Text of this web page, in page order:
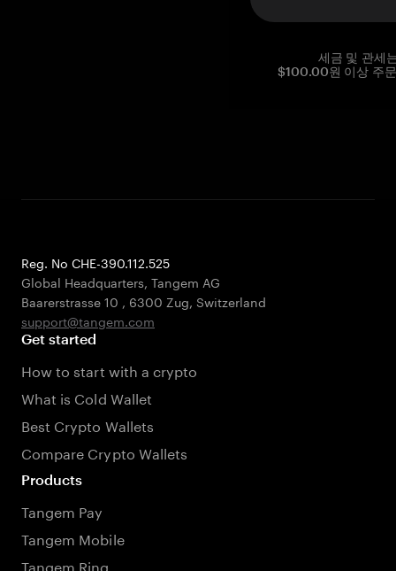
세금 및 관세
$100.00원 이상 주
Reg. No CHE-390.112.525
Global Headquarters, Tangem AG
Baarerstrasse 10 , 6300 Zug, Switzerland
support@tangem.com
Get started
How to start with a crypto
What is Cold Wallet
Best Crypto Wallets
Compare Crypto Wallets
Products
Tangem Pay
Tangem Mobile
Tangem Ring